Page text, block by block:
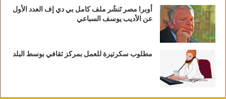
أوبرا مصر تَنشُر ملف كامل بي دي إف العدد الأول
عن الأديب يوسف السباعي
مطلوب سكرتيرة للعمل بمركز ثقافي بوسط البلد